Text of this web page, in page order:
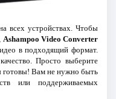
всех устройствах. Чтобы
Ashampoo Video Converter
в подходящий формат.
Просто выберите
готовы! Вам не нужно быть
или поддерживаемых